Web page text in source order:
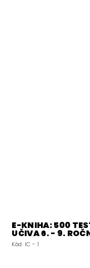
E-KNIHA: 500
UČIVA 6. - 9.
Kód: IC - 1